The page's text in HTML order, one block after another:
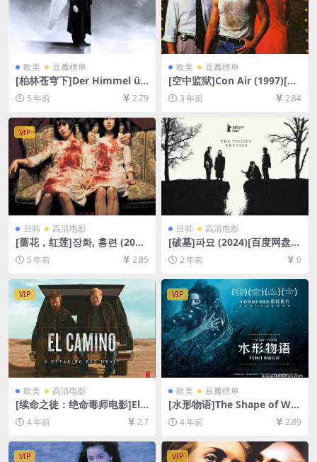
欧美 豆瓣榜单
[柏林苍穹下]Der Himmel üb
er Berlin (1987)[百度网盘+迅
雷云盘资源1080P超清未删减]
5 年前 2.79
欧美 豆瓣榜单
[空中监狱]Con Air (1997)[百
度网盘+夸克网盘1080P超清
未删减资源][网盘在线播放/下
3 年前 2.84
VIP
日韩 高清电影
[蔷花，红莲]장화, 홍련 (200
3)完整版[百度网盘+迅雷云盘
资源1080P超清未删减][MP4/
7.1GB][韩语中字]
5 年前 2.85
日韩 高清电影
[破墓]파묘 (2024)[百度网盘
+夸克网盘1080P超清未删减
资源][网盘在线播放/下载][MP
4/7.8GB][中文字幕]
2 年前 0
VIP
欧美 高清电影
[续命之徒：绝命毒师电影]El
Camino: A Breaking Bad M
ovie (2019)[百度网盘+迅雷云
盘资源1080P超清未删减][MP
4/7GB][中英字幕]
4 年前 2.7
VIP
欧美 豆瓣榜单
[水形物语]The Shape of Wat
er (2017)[百度网盘+迅雷云盘
资源1080P超清未删减][MP4/
7.9GB][中英字幕]
4 年前 2.89
VIP VIP